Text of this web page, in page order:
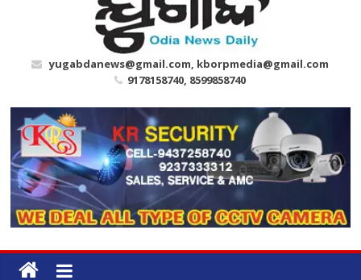
yugabdanews@gmail.com, kborpmedia@gmail.com
9178158740, 8599858740